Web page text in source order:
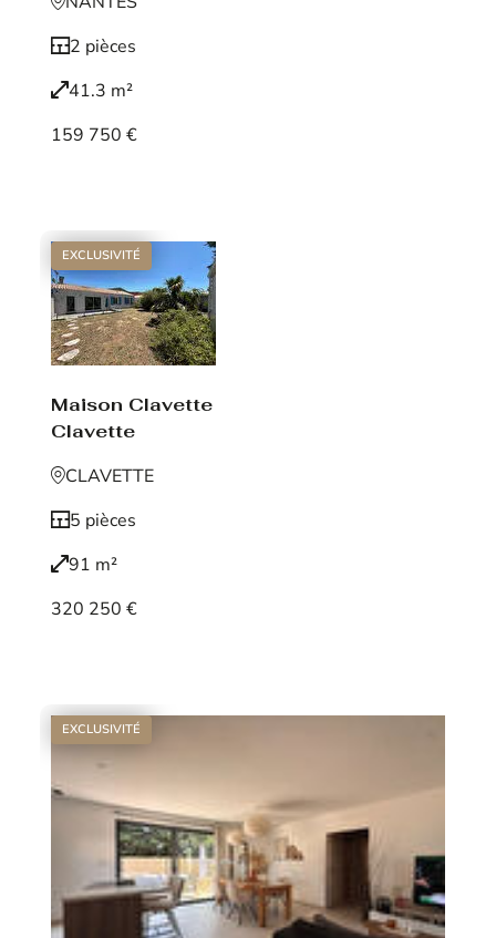
2 pièces
41.3 m²
159 750 €
EXCLUSIVITÉ
Maison Clavette
Clavette
CLAVETTE
5 pièces
91 m²
320 250 €
EXCLUSIVITÉ